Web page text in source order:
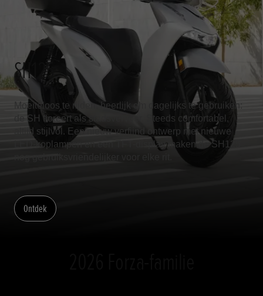
SH125
Moeiteloos te rijden, heerlijk om dagelijks te gebruiken:
de SH floreert als stadsvervoer. Steeds comfortabel,
altijd stijlvol. Een nieuw verfijnd ontwerp met nieuwe
LED-koplampen en een TFT-display maken de SH125
Ontdek